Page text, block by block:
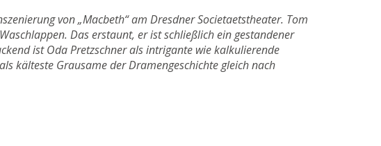
von „Macbeth“ am Dresdner Societaetstheater. Tom
Das erstaunt, er ist schließlich ein gestandener
ist Oda Pretzschner als intrigante wie kalkulierende
kälteste Grausame der Dramengeschichte gleich nach